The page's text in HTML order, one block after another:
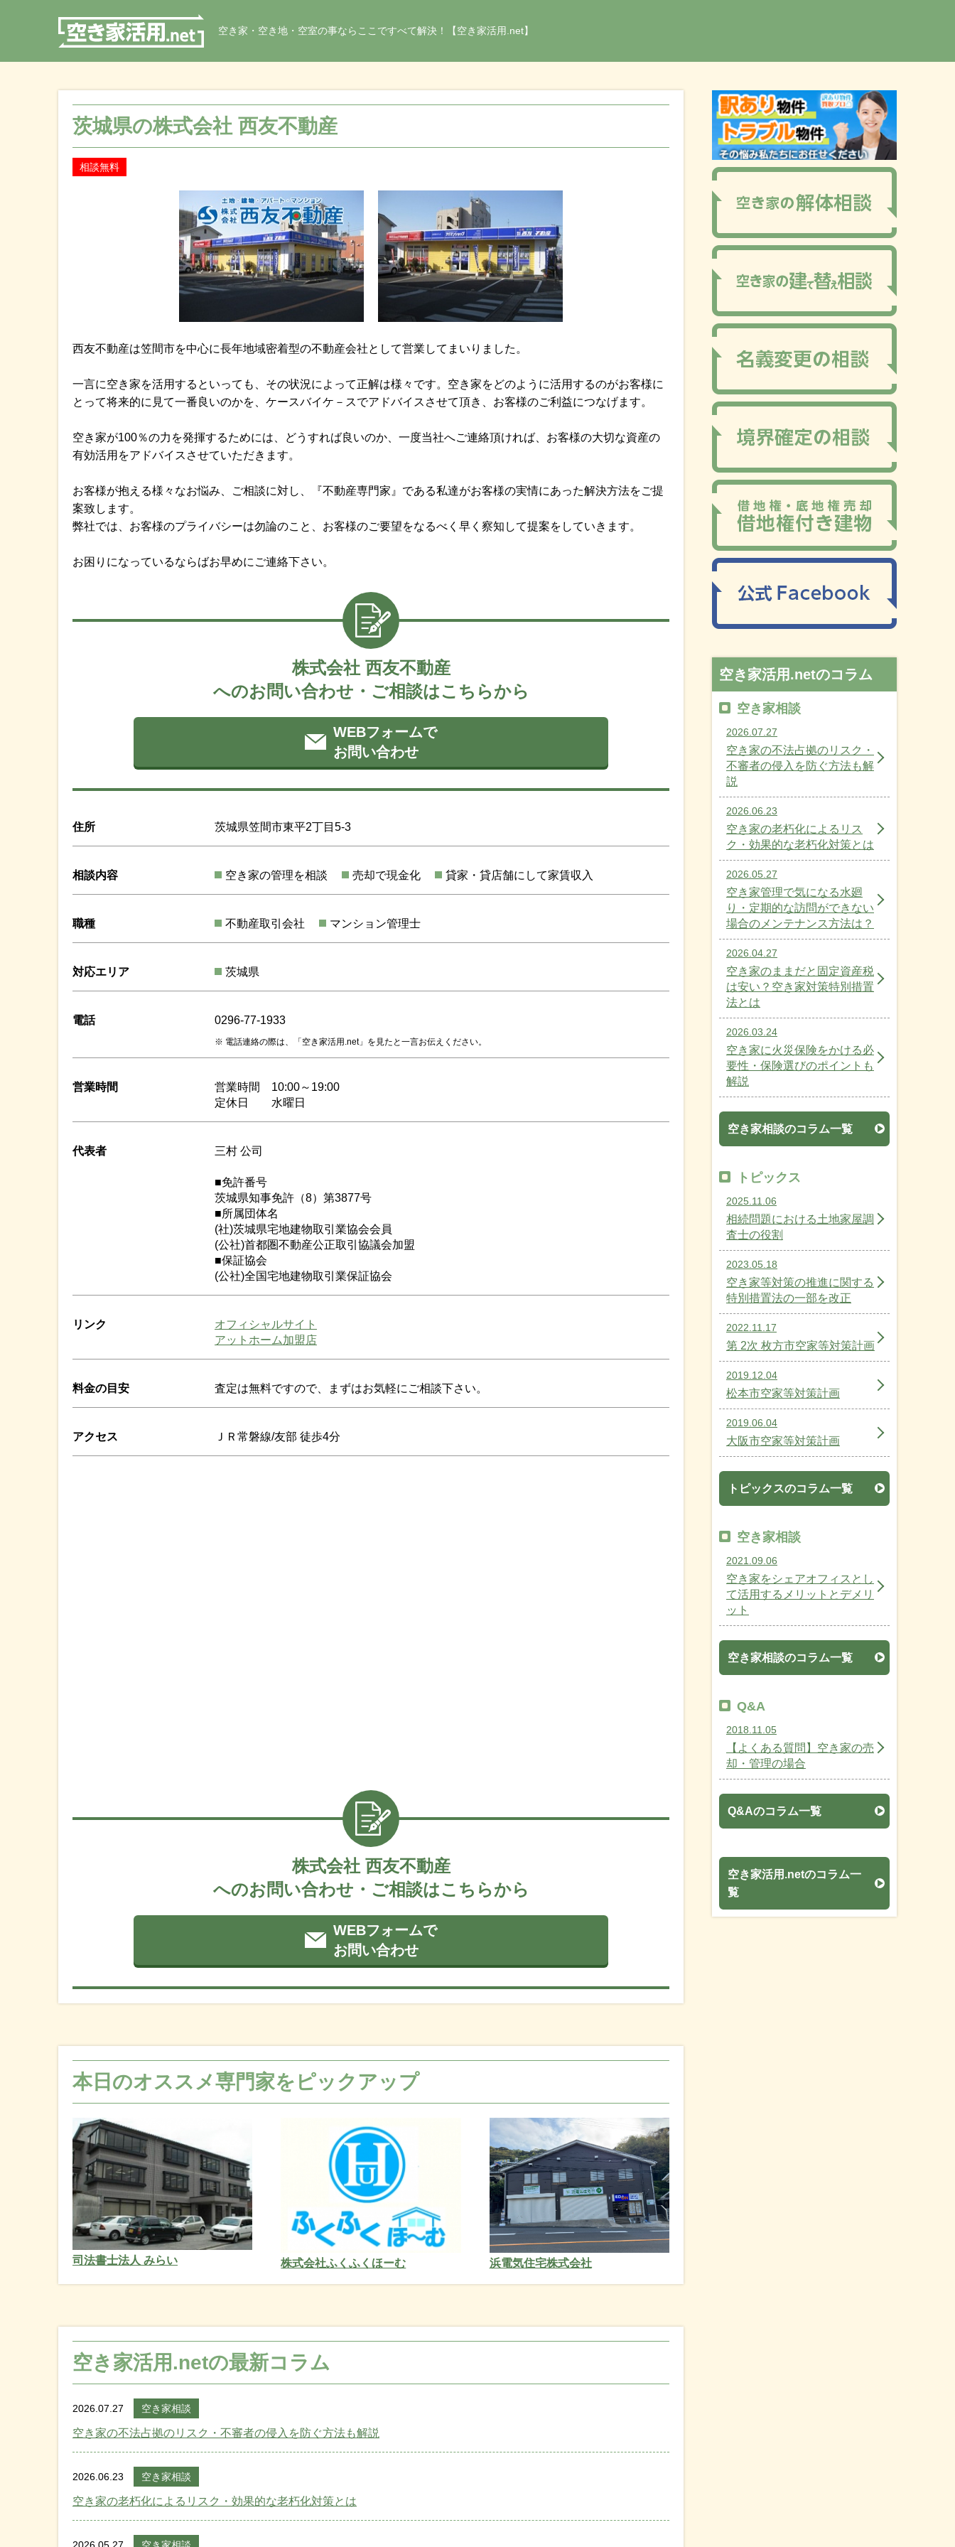
空き家・空き地・空室の事ならここですべて解決！【空き家活用.net】
茨城県の株式会社 西友不動産
相談無料
西友不動産は笠間市を中心に長年地域密着型の不動産会社として営業してまいりました。
一言に空き家を活用するといっても、その状況によって正解は様々です。空き家をどのように活用するのがお客様に
とって将来的に見て一番良いのかを、ケースバイケ－スでアドバイスさせて頂き、お客様のご利益につなげます。
空き家が100％の力を発揮するためには、どうすれば良いのか、一度当社へご連絡頂ければ、お客様の大切な資産の
有効活用をアドバイスさせていただきます。
お客様が抱える様々なお悩み、ご相談に対し、『不動産専門家』である私達がお客様の実情にあった解決方法をご提
案致します。
弊社では、お客様のプライバシーは勿論のこと、お客様のご要望をなるべく早く察知して提案をしていきます。
お困りになっているならばお早めにご連絡下さい。
株式会社 西友不動産
へのお問い合わせ・ご相談はこちらから
WEBフォームで
お問い合わせ
住所 茨城県笠間市東平2丁目5-3
相談内容 空き家の管理を相談 売却で現金化 貸家・貸店舗にして家賃収入
職種 不動産取引会社 マンション管理士
対応エリア 茨城県
電話 0296-77-1933
電話連絡の際は、「空き家活用.net」を見たと一言お伝えください。
営業時間
営業時間 10:00～19:00
定休日 水曜日
代表者 三村 公司
■免許番号
茨城県知事免許（8）第3877号
■所属団体名
(社)茨城県宅地建物取引業協会会員
(公社)首都圏不動産公正取引協議会加盟
■保証協会
(公社)全国宅地建物取引業保証協会
リンク
オフィシャルサイト
アットホーム加盟店
料金の目安 査定は無料ですので、まずはお気軽にご相談下さい。
アクセス ＪＲ常磐線/友部 徒歩4分
株式会社 西友不動産
へのお問い合わせ・ご相談はこちらから
WEBフォームで
お問い合わせ
本日のオススメ専門家をピックアップ
司法書士法人 みらい 株式会社ふくふくほーむ 浜電気住宅株式会社
空き家活用.netの最新コラム
2026.07.27 空き家相談
空き家の不法占拠のリスク・不審者の侵入を防ぐ方法も解説
2026.06.23 空き家相談
空き家の老朽化によるリスク・効果的な老朽化対策とは
空き家活用.netのコラム
空き家相談
2026.07.27
空き家の不法占拠のリスク・
不審者の侵入を防ぐ方法も解
説
2026.06.23
空き家の老朽化によるリス
ク・効果的な老朽化対策とは
2026.05.27
空き家管理で気になる水廻
り・定期的な訪問ができない
場合のメンテナンス方法は？
2026.04.27
空き家のままだと固定資産税
は安い？空き家対策特別措置
法とは
2026.03.24
空き家に火災保険をかける必
要性・保険選びのポイントも
解説
空き家相談のコラム一覧
トピックス
2025.11.06
相続問題における土地家屋調
査士の役割
2023.05.18
空き家等対策の推進に関する
特別措置法の一部を改正
2022.11.17
第 2次 枚方市空家等対策計画
2019.12.04
松本市空家等対策計画
2019.06.04
大阪市空家等対策計画
トピックスのコラム一覧
空き家相談
2021.09.06
空き家をシェアオフィスとし
て活用するメリットとデメリ
ット
空き家相談のコラム一覧
Q&A
2018.11.05
【よくある質問】空き家の売
却・管理の場合
Q&Aのコラム一覧
空き家活用.netのコラム一
覧